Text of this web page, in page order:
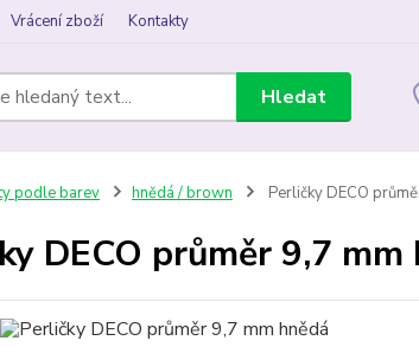
Vrácení zboží Kontakty
Hledat
podle barev hnědá / brown Perličky DECO
DECO průměr 9,7 mm